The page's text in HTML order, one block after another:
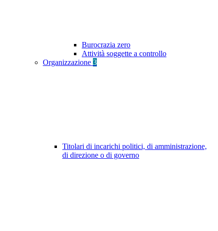
Burocrazia zero
Attività soggette a controllo
Organizzazione 3
Titolari di incarichi politici, di amministrazione,
di direzione o di governo